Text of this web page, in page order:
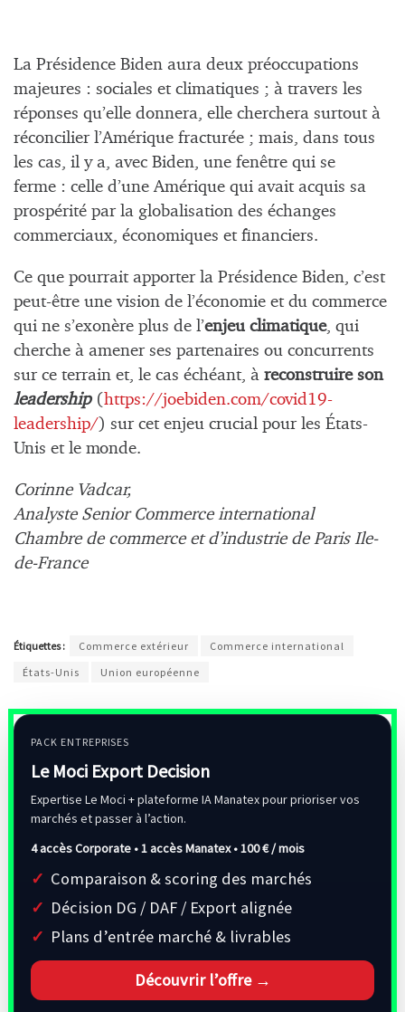
La Présidence Biden aura deux préoccupations
majeures : sociales et climatiques ; à travers les
réponses qu’elle donnera, elle cherchera surtout à
réconcilier l’Amérique fracturée ; mais, dans tous
les cas, il y a, avec Biden, une fenêtre qui se
ferme : celle d’une Amérique qui avait acquis sa
prospérité par la globalisation des échanges
commerciaux, économiques et financiers.
Ce que pourrait apporter la Présidence Biden, c’est
peut-être une vision de l’économie et du commerce
qui ne s’exonère plus de l’enjeu climatique, qui
cherche à amener ses partenaires ou concurrents
sur ce terrain et, le cas échéant, à reconstruire son
leadership(https://joebiden.com/covid19-
leadership/) sur cet enjeu crucial pour les États-
Unis et le monde.
Corinne Vadcar,
Analyste Senior Commerce international
Chambre de commerce et d’industrie de Paris Ile-
de-France
Étiquettes : Commerce extérieur
Commerce international
États-Unis
Union européenne
PACK ENTREPRISES
Le Moci Export Decision
Expertise Le Moci + plateforme IA Manatex pour prioriser vos
marchés et passer à l’action.
4 accès Corporate • 1 accès Manatex •100 € / mois
Comparaison & scoring des marchés
Décision DG / DAF / Export alignée
Plans d’entrée marché & livrables
Découvrir l’offre →